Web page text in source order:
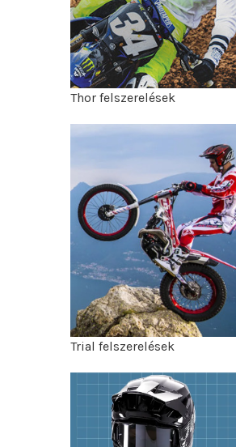
Thor felszerelések
Trial felszerelések